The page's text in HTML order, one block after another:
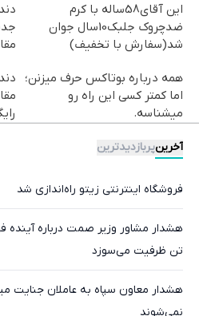
این آقای58ساله با کرم
ضدچروک جلبک10سال جوان
شد(سفارش با تخفیف)
همه درباره بوتاکس حرف میزنن؛
اما کمتر کسی این راه رو
میشناسه.
آخرینپربازدیدترین
فروشگاه اینترنتی زیتو راه‌اندازی شد
تن ظرفیت می‌سوزد
هشدار معاون سپاه به عاملان جنایت
نمی‌شوند